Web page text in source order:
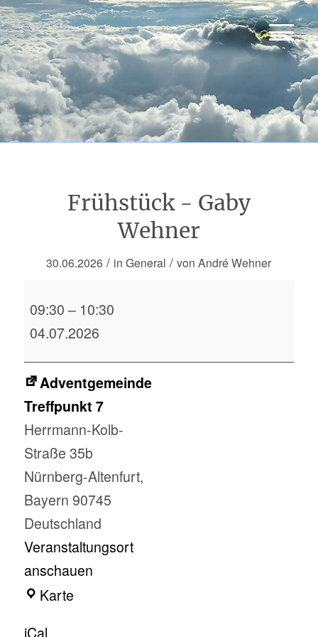
Frühstück - Gaby
Wehner
30.06.2026 / inGeneral / vonAndré Wehner
Gaby
Wehner
09:30 – 10:30
04.07.2026
Adventgemeinde
Treffpunkt 7
Herrmann-Kolb-
Straße 35b
Nürnberg-Altenfurt,
Bayern 90745
Deutschland
Veranstaltungsort
anschauen
KarteAdventgemeinde
iCal